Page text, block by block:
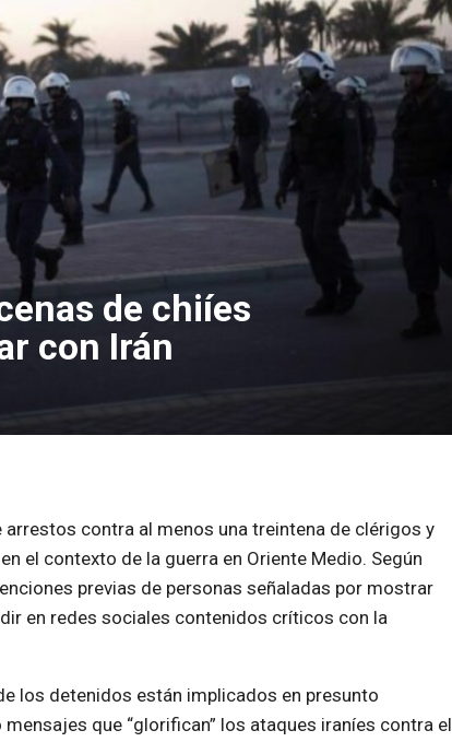
de chiíes
con Irán
contra al menos una treintena de clérigos y
el contexto de la guerra en Oriente Medio. Según
previas de personas señaladas por mostrar
en redes sociales contenidos críticos con la
los detenidos están implicados en presunto
que “glorifican” los ataques iraníes contra el